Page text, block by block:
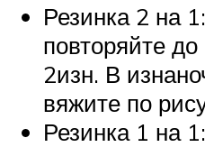
Резинка 2 на
повторяйте
2изн. В
вяжите по
Резинка 1 на